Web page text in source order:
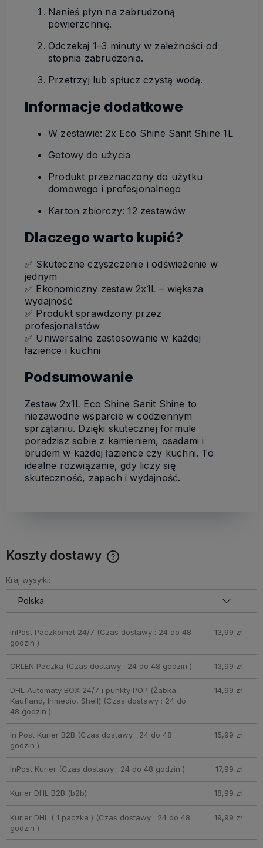
Nanieś płyn na zabrudzoną
powierzchnię.
Odczekaj 1–3 minuty w zależności od
stopnia zabrudzenia.
Przetrzyj lub spłucz czystą wodą.
Informacje dodatkowe
W zestawie: 2x Eco Shine Sanit Shine 1L
Gotowy do użycia
Produkt przeznaczony do użytku
domowego i profesjonalnego
Karton zbiorczy: 12 zestawów
Dlaczego warto kupić?
✅ Skuteczne czyszczenie i odświeżenie w
jednym
✅ Ekonomiczny zestaw 2x1L – większa
wydajność
✅ Produkt sprawdzony przez
profesjonalistów
✅ Uniwersalne zastosowanie w każdej
łazience i kuchni
Podsumowanie
Zestaw 2x1L Eco Shine Sanit Shine to
niezawodne wsparcie w codziennym
sprzątaniu. Dzięki skutecznej formule
poradzisz sobie z kamieniem, osadami i
brudem w każdej łazience czy kuchni. To
idealne rozwiązanie, gdy liczy się
skuteczność, zapach i wydajność.
Koszty dostawy
Kraj wysyłki:
InPost Paczkomat 24/7 (Czas dostawy : 24 do 48
godzin )
13,99 zł
ORLEN Paczka (Czas dostawy : 24 do 48 godzin ) 13,99 zł
DHL Automaty BOX 24/7 i punkty POP (Żabka,
Kaufland, Inmedio, Shell) (Czas dostawy : 24 do
48 godzin )
14,99 zł
In Post Kurier B2B (Czas dostawy : 24 do 48
godzin )
15,99 zł
InPost Kurier (Czas dostawy : 24 do 48 godzin ) 17,99 zł
Kurier DHL B2B (b2b) 18,99 zł
Kurier DHL ( 1 paczka ) (Czas dostawy : 24 do 48
godzin )
19,99 zł